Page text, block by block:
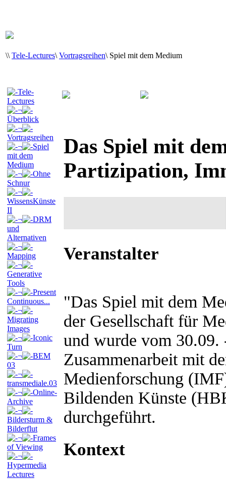
\\ Tele-Lectures\ Vortragsreihen\ Spiel mit dem Medium
Tele-
Lectures
¬
Überblick
¬
Vortragsreihen
¬
Spiel
mit dem
Medium
¬
Ohne
Schnur
¬
WissensKünste
II
¬
DRM
und
Alternativen
¬
Mapping
¬
Generative
Tools
¬
Present
Continuous...
¬
Migrating
Images
¬
Iconic
Turn
¬
BEM
03
¬
transmediale.03
¬
Online-
Archive
¬
Bildersturm &
Bilderflut
¬
Frames
of Viewing
¬
Hypermedia
Lectures
Das Spiel mit
Partizipation,
Veranstalter
"Das Spiel mit dem
der Gesellschaft für
und wurde vom 30.09.
Zusammenarbeit mit
Medienforschung
Bildenden Künste
durchgeführt.
Kontext